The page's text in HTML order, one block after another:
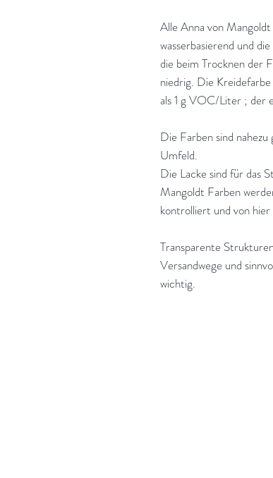
Alle Anna von
wasserbasierend und
die beim Trocknen der
niedrig. Die
als 1 g VOC/Liter ; der
Die Farben sind
Umfeld.
Die Lacke sind für das
Mangoldt Farben
kontrolliert und von
Transparente
Versandwege und
wichtig.